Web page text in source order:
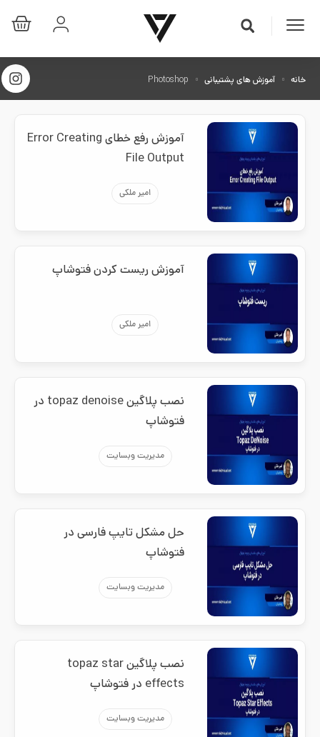
خانه آموزش های پشتیبانی
آموزش رفع خطای Error Creating
File Output
امیر ملکی
آموزش ریست کردن فتوشاپ
امیر ملکی
نصب پلاگین topaz denoise در
فتوشاپ
مدیریت وبسایت
حل مشکل تایپ فارسی در
فتوشاپ
مدیریت وبسایت
نصب پلاگین topaz star
effects در فتوشاپ
مدیریت وبسایت